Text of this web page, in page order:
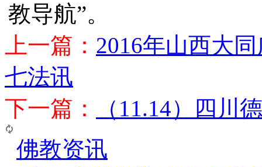
教导航”。
上一篇： 2016年山西大
七法讯
下一篇：
（11.14）四川
佛教资讯